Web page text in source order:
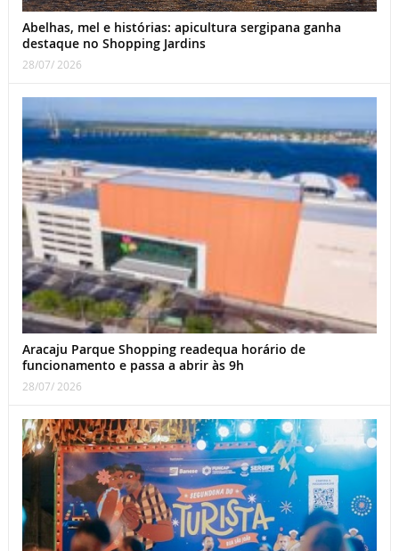
Abelhas, mel e histórias: apicultura sergipana ganha
destaque no Shopping Jardins
28/07/ 2026
Aracaju Parque Shopping readequa horário de
funcionamento e passa a abrir às 9h
28/07/ 2026